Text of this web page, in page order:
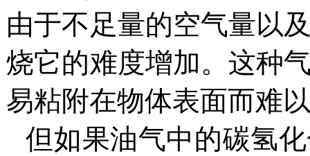
由于不足量的空气量以
烧它的难度增加。这种
易粘附在物体表面而难
但如果油气中的碳氢